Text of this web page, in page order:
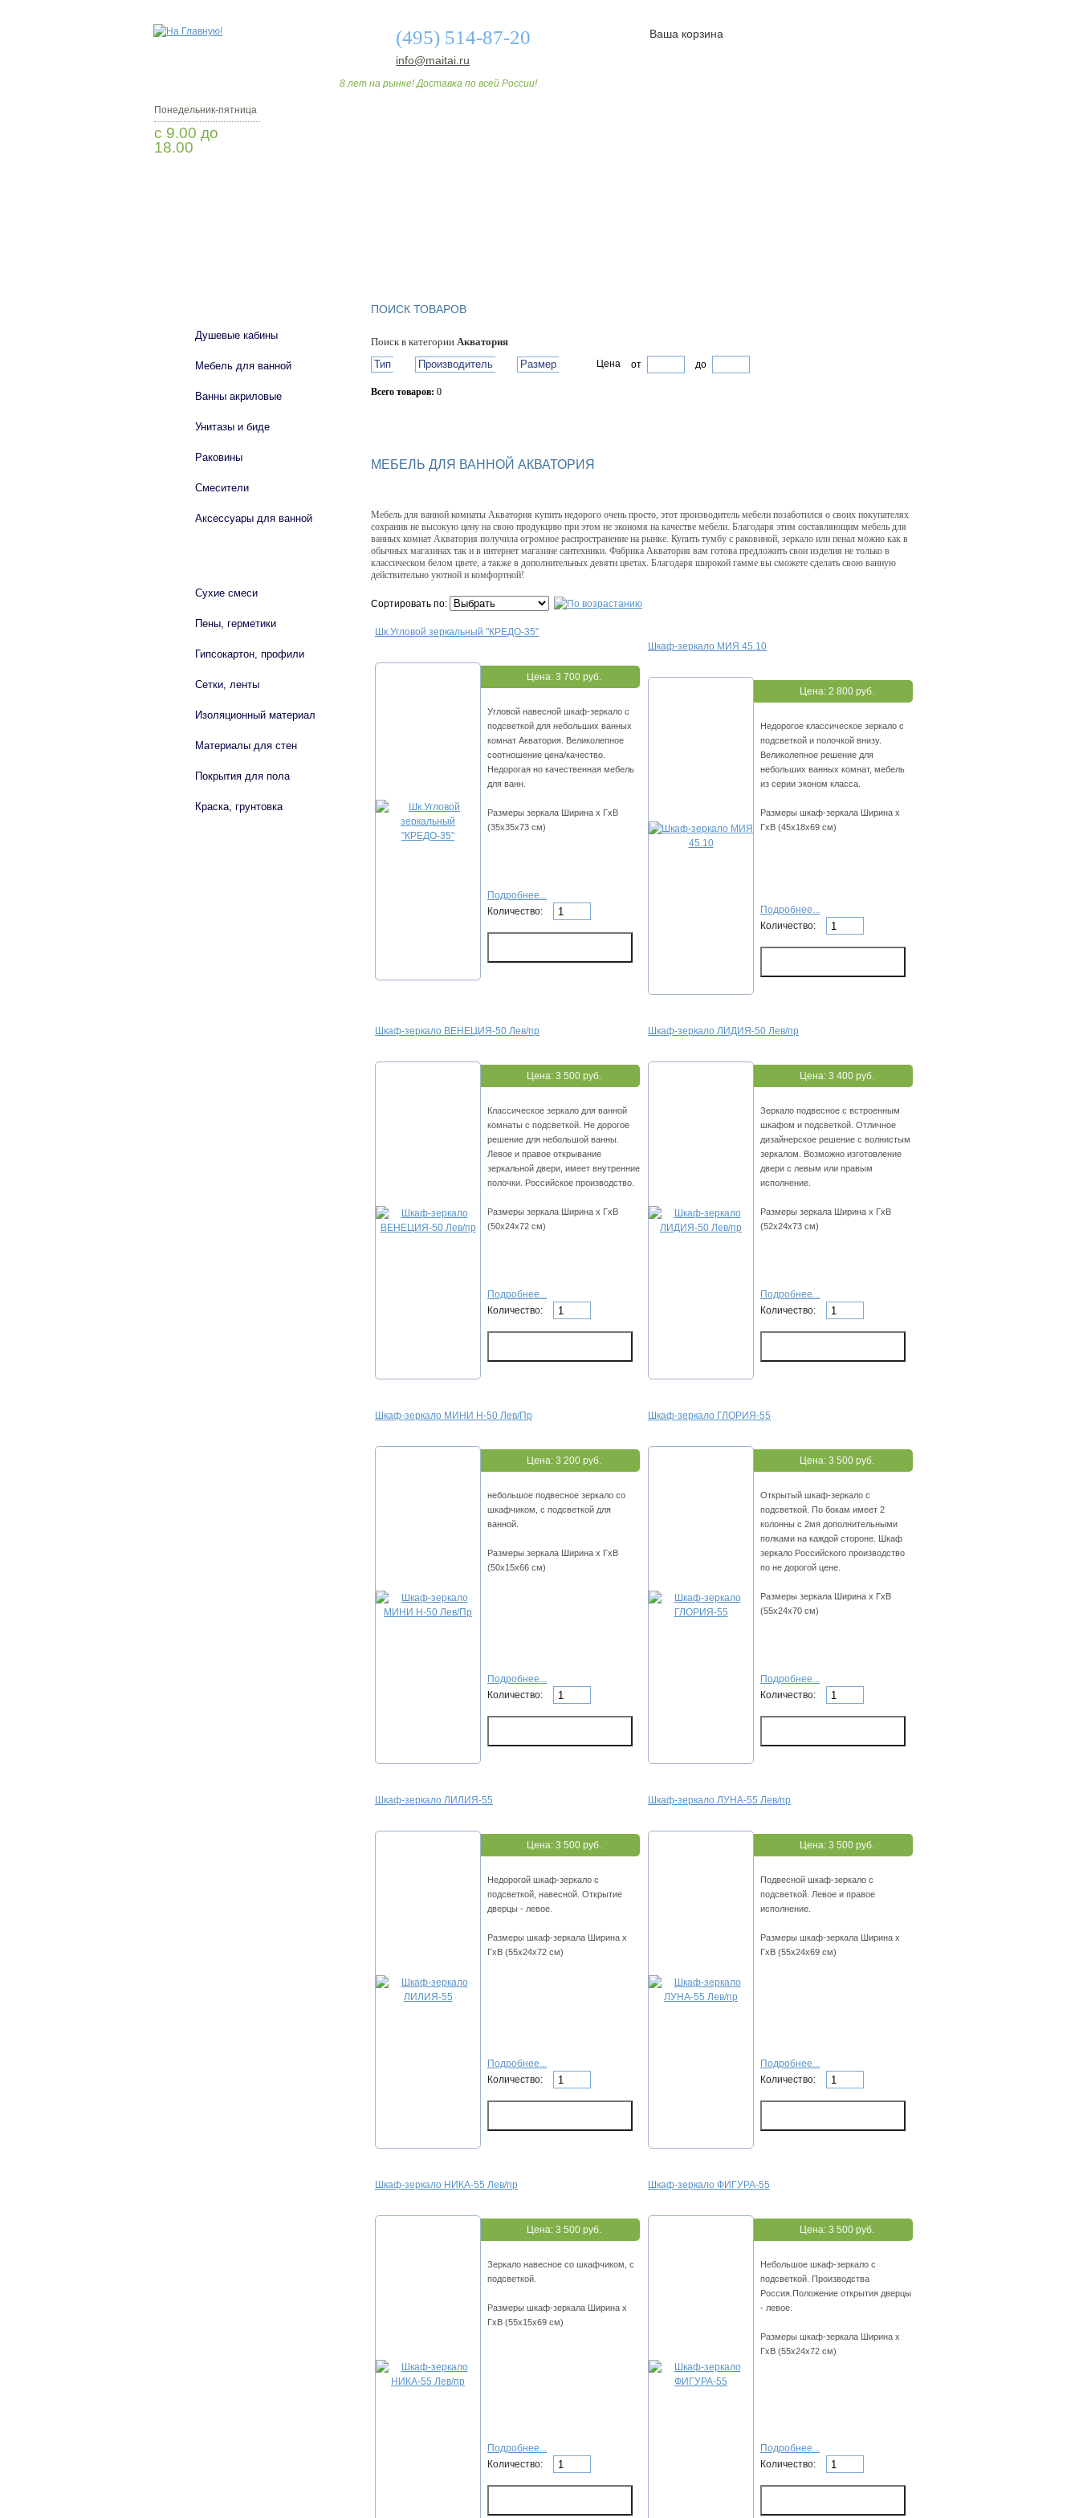
(495) 514-87-20
info@maitai.ru
8 лет на рынке! Доставка по всей России!
Ваша корзина
Понедельник-пятница
с 9.00 до
18.00
ПОИСК ТОВАРОВ
Поиск в категории Акватория
Тип
Производитель Размер Цена от до
Всего товаров: 0
МЕБЕЛЬ ДЛЯ ВАННОЙ АКВАТОРИЯ
Мебель для ванной комнаты Акватория купить недорого очень просто, этот производитель мебели позаботился о своих покупателях
сохранив не высокую цену на свою продукцию при этом не экономя на качестве мебели. Благодаря этим составляющим мебель для
ванных комнат Акватория получила огромное распространение на рынке. Купить тумбу с раковиной, зеркало или пенал можно как в
обычных магазинах так и в интернет магазине сантехники. Фабрика Акватория вам готова предложить свои изделия не только в
классическом белом цвете, а также в дополнительных девяти цветах. Благодаря широкой гамме вы сможете сделать свою ванную
действительно уютной и комфортной!
Сортировать по:
Шк.Угловой зеркальный "КРЕДО-35"
Цена: 3 700 руб.
Угловой навесной шкаф-зеркало с
подсветкой для небольших ванных
комнат Акватория. Великолепное
соотношение цена/качество.
Недорогая но качественная мебель
для ванн.
Размеры зеркала Ширина х ГхВ
(35х35х73 см)
Подробнее...
Количество:
Шкаф-зеркало МИЯ 45.10
Цена: 2 800 руб.
Недорогое классическое зеркало с
подсветкой и полочкой внизу.
Великолепное решение для
небольших ванных комнат, мебель
из серии эконом класса.
Размеры шкаф-зеркала Ширина х
ГхВ (45х18х69 см)
Подробнее...
Количество:
Шкаф-зеркало ВЕНЕЦИЯ-50 Лев/пр
Цена: 3 500 руб.
Классическое зеркало для ванной
комнаты с подсветкой. Не дорогое
решение для небольшой ванны.
Левое и правое открывание
зеркальной двери, имеет внутренние
полочки. Российское производство.
Размеры зеркала Ширина х ГхВ
(50х24х72 см)
Подробнее...
Количество:
Шкаф-зеркало ЛИДИЯ-50 Лев/пр
Цена: 3 400 руб.
Зеркало подвесное с встроенным
шкафом и подсветкой. Отличное
дизайнерское решение с волнистым
зеркалом. Возможно изготовление
двери с левым или правым
исполнение.
Размеры зеркала Ширина х ГхВ
(52х24х73 см)
Подробнее...
Количество:
Шкаф-зеркало МИНИ Н-50 Лев/Пр
Цена: 3 200 руб.
небольшое подвесное зеркало со
шкафчиком, с подсветкой для
ванной.
Размеры зеркала Ширина х ГхВ
(50х15х66 см)
Подробнее...
Количество:
Шкаф-зеркало ГЛОРИЯ-55
Цена: 3 500 руб.
Открытый шкаф-зеркало с
подсветкой. По бокам имеет 2
колонны с 2мя дополнительными
полками на каждой стороне. Шкаф
зеркало Российского производство
по не дорогой цене.
Размеры зеркала Ширина х ГхВ
(55х24х70 см)
Подробнее...
Количество:
Шкаф-зеркало ЛИЛИЯ-55
Цена: 3 500 руб.
Недорогой шкаф-зеркало с
подсветкой, навесной. Открытие
дверцы - левое.
Размеры шкаф-зеркала Ширина х
ГхВ (55х24х72 см)
Подробнее...
Количество:
Шкаф-зеркало ЛУНА-55 Лев/пр
Цена: 3 500 руб.
Подвесной шкаф-зеркало с
подсветкой. Левое и правое
исполнение.
Размеры шкаф-зеркала Ширина х
ГхВ (55х24х69 см)
Подробнее...
Количество:
Шкаф-зеркало НИКА-55 Лев/пр
Цена: 3 500 руб.
Зеркало навесное со шкафчиком, с
подсветкой.
Размеры шкаф-зеркала Ширина х
ГхВ (55х15х69 см)
Подробнее...
Количество:
Шкаф-зеркало ФИГУРА-55
Цена: 3 500 руб.
Небольшое шкаф-зеркало с
подсветкой. Производства
Россия.Положение открытия дверцы
- левое.
Размеры шкаф-зеркала Ширина х
ГхВ (55х24х72 см)
Подробнее...
Количество:
Душевые кабины
Мебель для ванной
Ванны акриловые
Унитазы и биде
Раковины
Смесители
Аксессуары для ванной
Сухие смеси
Пены, герметики
Гипсокартон, профили
Сетки, ленты
Изоляционный материал
Материалы для стен
Покрытия для пола
Краска, грунтовка